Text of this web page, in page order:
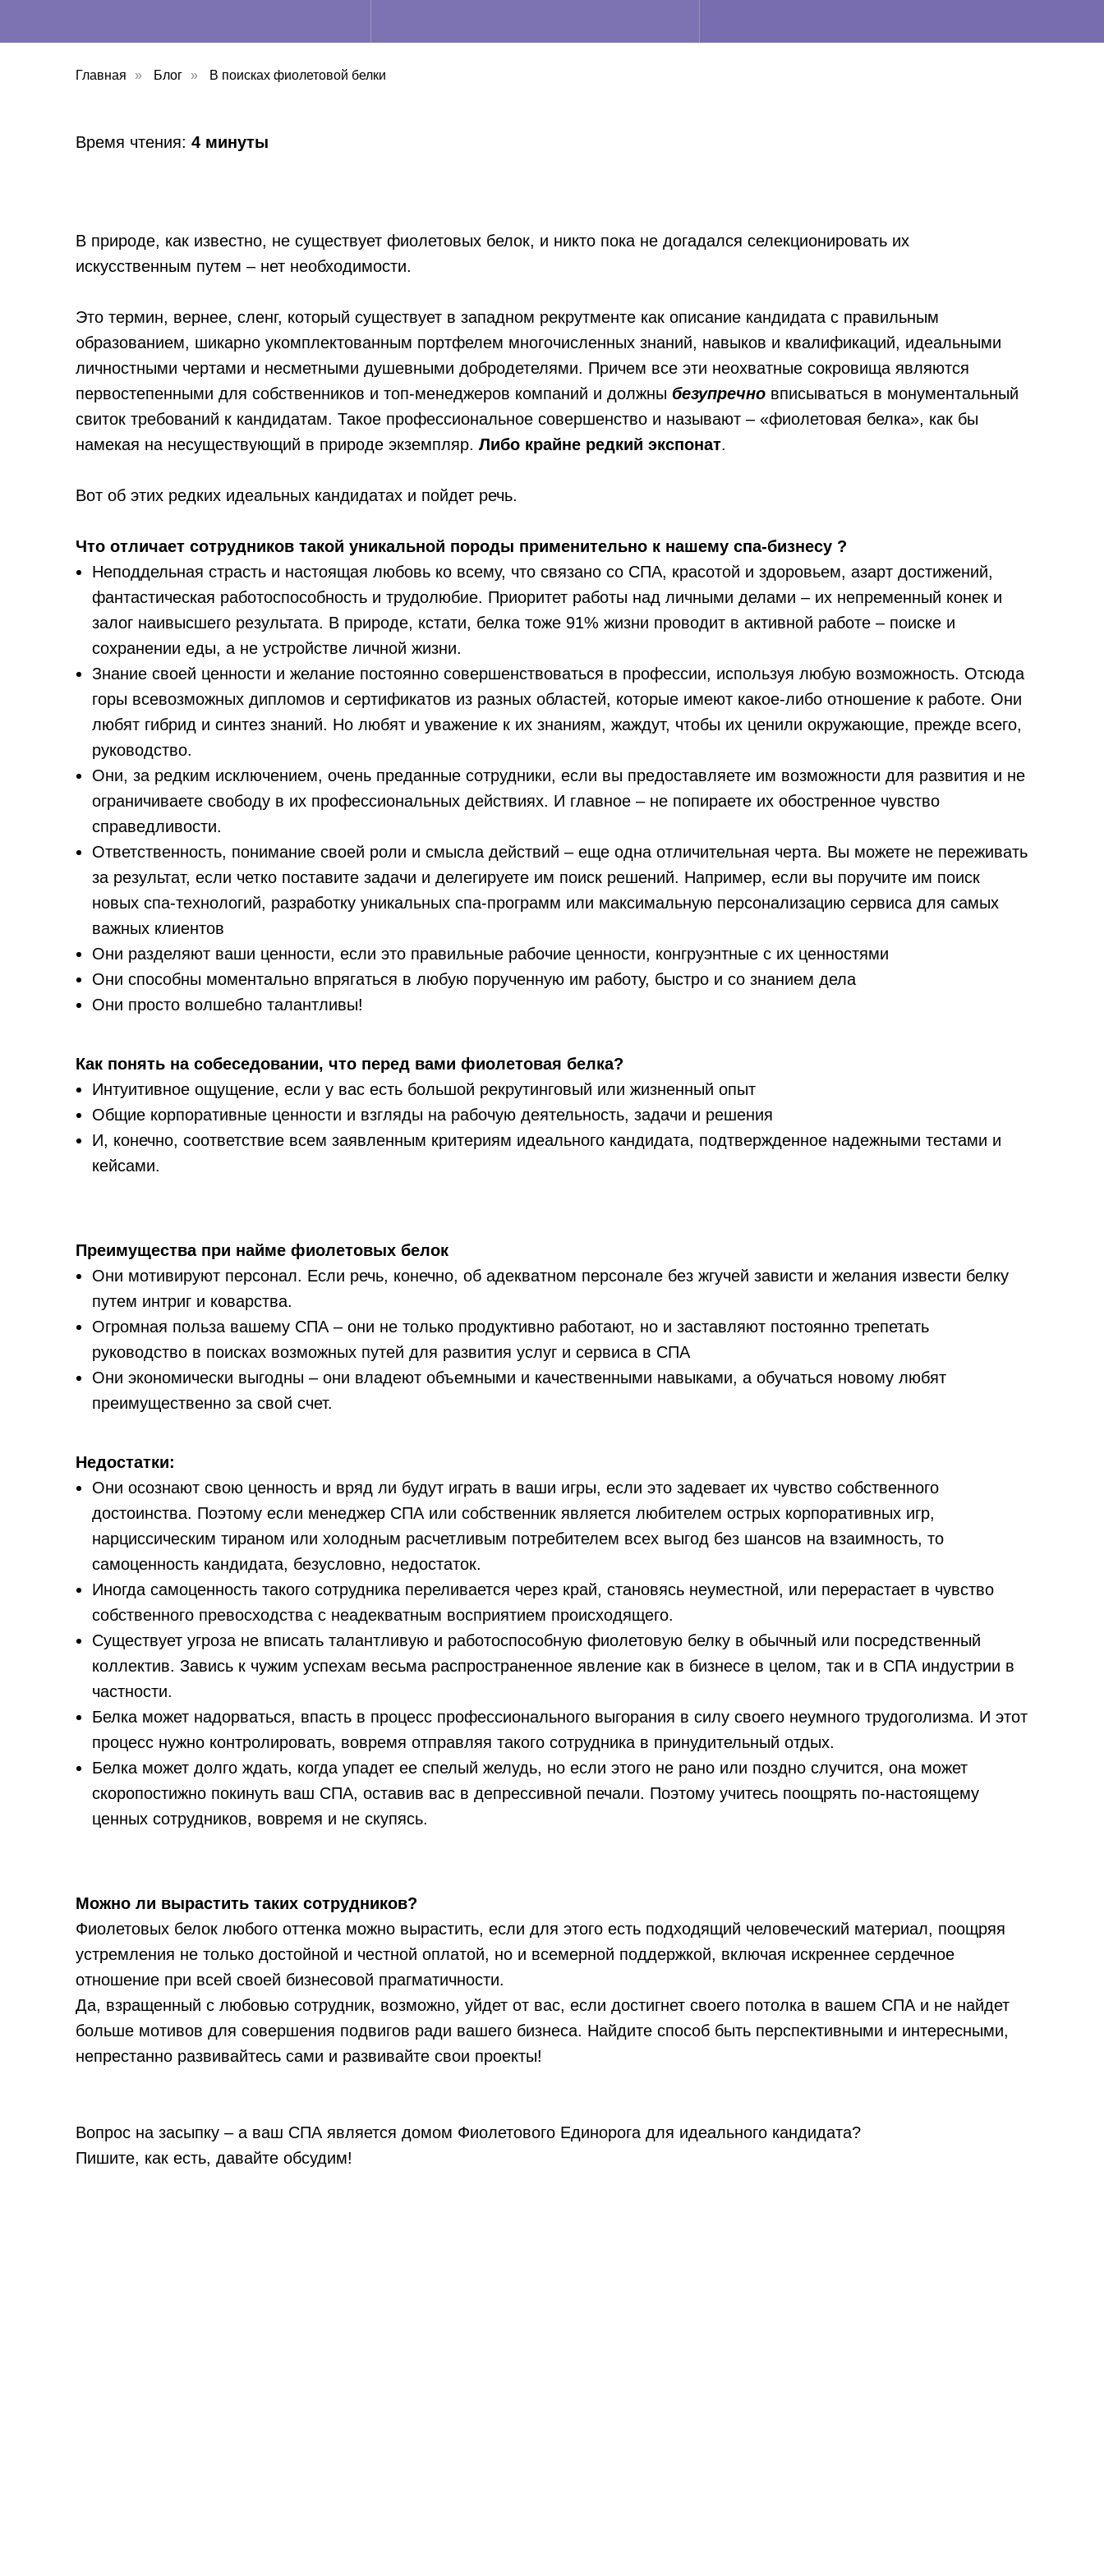
Главная » Блог » В поисках фиолетовой белки
Время чтения: 4 минуты
В природе, как известно, не существует фиолетовых белок, и никто пока не догадался селекционировать их
искусственным путем – нет необходимости.
Это термин, вернее, сленг, который существует в западном рекрутменте как описание кандидата с правильным
образованием, шикарно укомплектованным портфелем многочисленных знаний, навыков и квалификаций, идеальными
личностными чертами и несметными душевными добродетелями. Причем все эти неохватные сокровища являются
первостепенными для собственников и топ-менеджеров компаний и должны безупречно вписываться в монументальный
свиток требований к кандидатам. Такое профессиональное совершенство и называют – «фиолетовая белка», как бы
намекая на несуществующий в природе экземпляр. Либо крайне редкий экспонат.
Вот об этих редких идеальных кандидатах и пойдет речь.
Что отличает сотрудников такой уникальной породы применительно к нашему спа-бизнесу ?
Неподдельная страсть и настоящая любовь ко всему, что связано со СПА, красотой и здоровьем, азарт достижений,
фантастическая работоспособность и трудолюбие. Приоритет работы над личными делами – их непременный конек и
залог наивысшего результата. В природе, кстати, белка тоже 91% жизни проводит в активной работе – поиске и
сохранении еды, а не устройстве личной жизни.
Знание своей ценности и желание постоянно совершенствоваться в профессии, используя любую возможность. Отсюда
горы всевозможных дипломов и сертификатов из разных областей, которые имеют какое-либо отношение к работе. Они
любят гибрид и синтез знаний. Но любят и уважение к их знаниям, жаждут, чтобы их ценили окружающие, прежде всего,
руководство.
Они, за редким исключением, очень преданные сотрудники, если вы предоставляете им возможности для развития и не
ограничиваете свободу в их профессиональных действиях. И главное – не попираете их обостренное чувство
справедливости.
Ответственность, понимание своей роли и смысла действий – еще одна отличительная черта. Вы можете не переживать
за результат, если четко поставите задачи и делегируете им поиск решений. Например, если вы поручите им поиск
новых спа-технологий, разработку уникальных спа-программ или максимальную персонализацию сервиса для самых
важных клиентов
Они разделяют ваши ценности, если это правильные рабочие ценности, конгруэнтные с их ценностями
Они способны моментально впрягаться в любую порученную им работу, быстро и со знанием дела
Они просто волшебно талантливы!
Как понять на собеседовании, что перед вами фиолетовая белка?
Интуитивное ощущение, если у вас есть большой рекрутинговый или жизненный опыт
Общие корпоративные ценности и взгляды на рабочую деятельность, задачи и решения
И, конечно, соответствие всем заявленным критериям идеального кандидата, подтвержденное надежными тестами и
кейсами.
Преимущества при найме фиолетовых белок
Они мотивируют персонал. Если речь, конечно, об адекватном персонале без жгучей зависти и желания извести белку
путем интриг и коварства.
Огромная польза вашему СПА – они не только продуктивно работают, но и заставляют постоянно трепетать
руководство в поисках возможных путей для развития услуг и сервиса в СПА
Они экономически выгодны – они владеют объемными и качественными навыками, а обучаться новому любят
преимущественно за свой счет.
Недостатки:
Они осознают свою ценность и вряд ли будут играть в ваши игры, если это задевает их чувство собственного
достоинства. Поэтому если менеджер СПА или собственник является любителем острых корпоративных игр,
нарциссическим тираном или холодным расчетливым потребителем всех выгод без шансов на взаимность, то
самоценность кандидата, безусловно, недостаток.
Иногда самоценность такого сотрудника переливается через край, становясь неуместной, или перерастает в чувство
собственного превосходства с неадекватным восприятием происходящего.
Существует угроза не вписать талантливую и работоспособную фиолетовую белку в обычный или посредственный
коллектив. Завись к чужим успехам весьма распространенное явление как в бизнесе в целом, так и в СПА индустрии в
частности.
Белка может надорваться, впасть в процесс профессионального выгорания в силу своего неумного трудоголизма. И этот
процесс нужно контролировать, вовремя отправляя такого сотрудника в принудительный отдых.
Белка может долго ждать, когда упадет ее спелый желудь, но если этого не рано или поздно случится, она может
скоропостижно покинуть ваш СПА, оставив вас в депрессивной печали. Поэтому учитесь поощрять по-настоящему
ценных сотрудников, вовремя и не скупясь.
Можно ли вырастить таких сотрудников?
Фиолетовых белок любого оттенка можно вырастить, если для этого есть подходящий человеческий материал, поощряя
устремления не только достойной и честной оплатой, но и всемерной поддержкой, включая искреннее сердечное
отношение при всей своей бизнесовой прагматичности.
Да, взращенный с любовью сотрудник, возможно, уйдет от вас, если достигнет своего потолка в вашем СПА и не найдет
больше мотивов для совершения подвигов ради вашего бизнеса. Найдите способ быть перспективными и интересными,
непрестанно развивайтесь сами и развивайте свои проекты!
Вопрос на засыпку – а ваш СПА является домом Фиолетового Единорога для идеального кандидата?
Пишите, как есть, давайте обсудим!